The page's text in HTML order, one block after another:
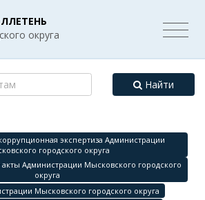
округа
Найти
экспертиза Администрации
городского округа
Администрации Мысковского городского
округа
Мысковского городского округа